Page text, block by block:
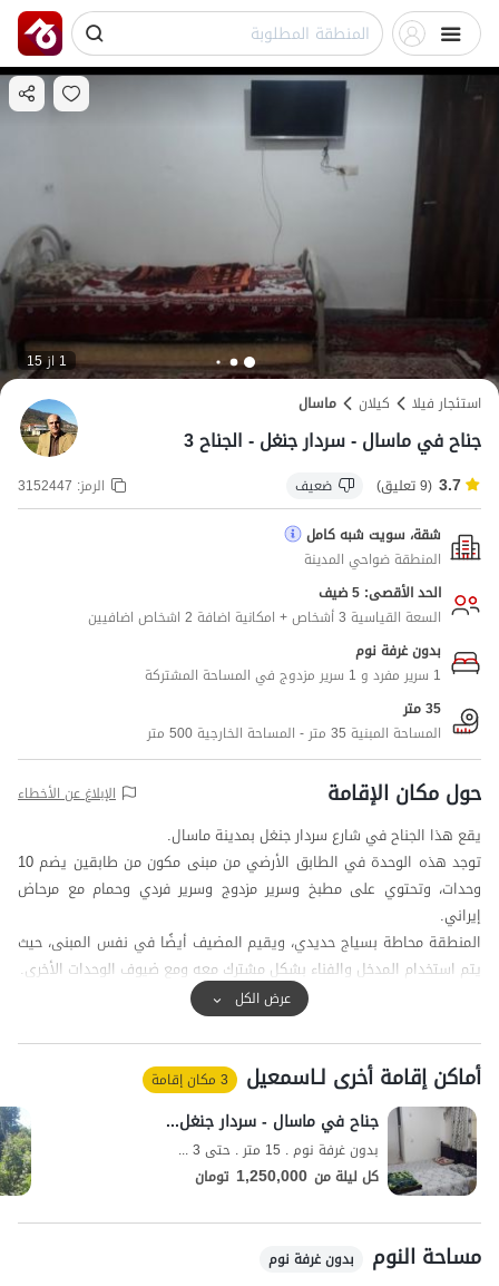
1 از 15
استئجار فيلا
کیلان ماسال
جناح في ماسال - سردار جنغل - الجناح 3
3.7 (9 تعليق) ضعيف الرمز: 3152447
شقة، سويت شبه كامل
المنطقة ضواحي المدينة
الحد الأقصى: 5 ضيف
السعة القياسية 3 أشخاص + امكانية اضافة 2 اشخاص اضافيين
بدون غرفة نوم
1 سرير مفرد و 1 سرير مزدوج في المساحة المشتركة
35 متر
المساحة المبنية 35 متر - المساحة الخارجية 500 متر
حول مكان الإقامة الإبلاغ عن الأخطاء
يقع هذا الجناح في شارع سردار جنغل بمدينة ماسال.
توجد هذه الوحدة في الطابق الأرضي من مبنى مكون من طابقين يضم 10
وحدات، وتحتوي على مطبخ وسرير مزدوج وسرير فردي وحمام مع مرحاض
إيراني.
المنطقة محاطة بسياج حديدي، ويقيم المضيف أيضًا في نفس المبنى، حيث
يتم استخدام المدخل والفناء بشكل مشترك معه ومع ضيوف الوحدات الأخرى.
يرجى ملاحظة أنه لتعزيز الأمن، تم تجهيز المدخل والفناء بكاميرات مراقبة.
تشمل المرافق المشتركة لهذا المجمع مطعمًا ومظلة حديقة (آلاچیق) وفناءً
مريحًا.
تجدر الإشارة إلى أن خدمة تقديم الطعام لوجبتي الغداء والعشاء متاحة
بترتيب مسبق ودفع رسوم إضافية.
يمكن للضيوف الكرام استخدام السوبر ماركت والمخبز الواقعين على بعد
حوالي 200 متر لتلبية احتياجاتهم اليومية.
تغطية شبكة الهاتف المحمول لمشغلي Irancell و Hamrah-e Avval جيدة
عرض الكل
أماكن إقامة أخرى لـاسمعیل 3 مكان إقامة
جناح في ماسال - سردار جنغل - جناح 2
بدون غرفة نوم . 15 متر . حتى 3 ضيف
كل ليلة من 1,250,000 تومان
مساحة النوم بدون غرفة نوم